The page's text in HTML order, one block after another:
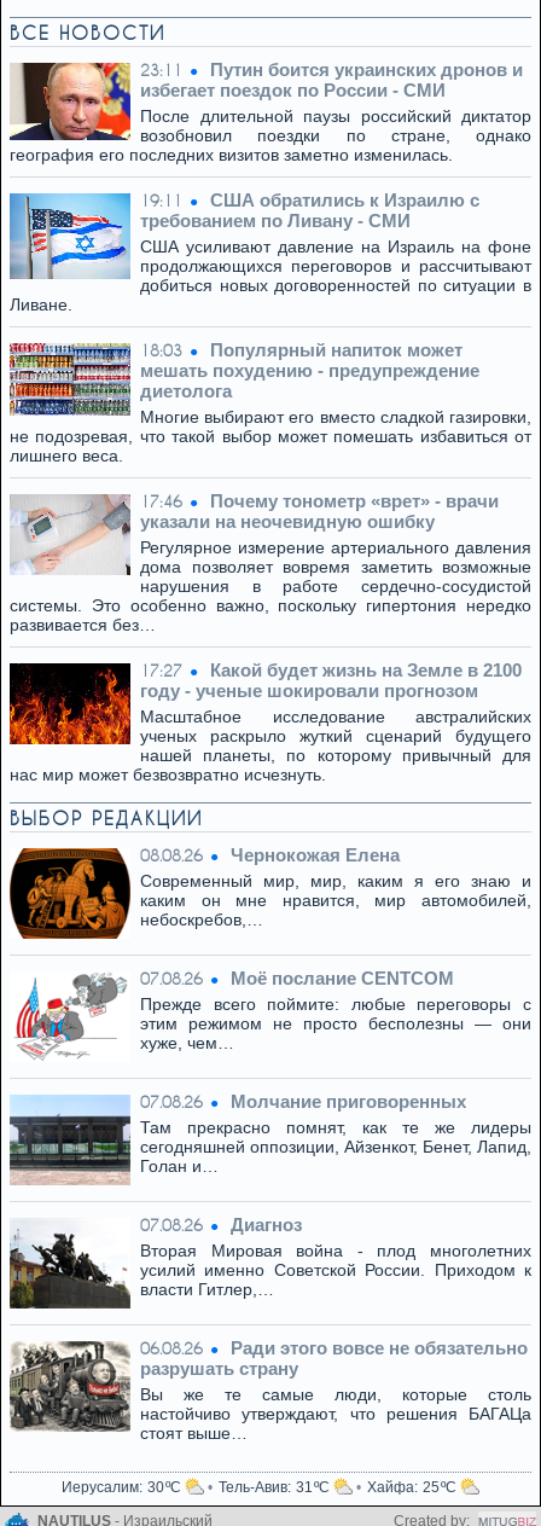
ВСЕ НОВОСТИ
23:11
Путин боится украинских дронов и
избегает поездок по России - СМИ
После длительной паузы российский диктатор
возобновил поездки по стране, однако
география его последних визитов заметно изменилась.
19:11
США обратились к Израилю с
требованием по Ливану - СМИ
США усиливают давление на Израиль на фоне
продолжающихся переговоров и рассчитывают
добиться новых договоренностей по ситуации в
Ливане.
18:03
Популярный напиток может
мешать похудению - предупреждение
диетолога
Многие выбирают его вместо сладкой газировки,
не подозревая, что такой выбор может помешать избавиться от
лишнего веса.
17:46
Почему тонометр «врет» - врачи
указали на неочевидную ошибку
Регулярное измерение артериального давления
дома позволяет вовремя заметить возможные
нарушения в работе сердечно-сосудистой
системы. Это особенно важно, поскольку гипертония нередко
развивается без…
17:27
Какой будет жизнь на Земле в 2100
году - ученые шокировали прогнозом
Масштабное исследование австралийских
ученых раскрыло жуткий сценарий будущего
нашей планеты, по которому привычный для
нас мир может безвозвратно исчезнуть.
ВЫБОР РЕДАКЦИИ
08.08.26 Чернокожая Елена
Современный мир, мир, каким я его знаю и
каким он мне нравится, мир автомобилей,
небоскребов,…
07.08.26 Моё послание CENTCOM
Прежде всего поймите: любые переговоры с
этим режимом не просто бесполезны — они
хуже, чем…
07.08.26 Молчание приговоренных
Там прекрасно помнят, как те же лидеры
сегодняшней оппозиции, Айзенкот, Бенет, Лапид,
Голан и…
07.08.26 Диагноз
Вторая Мировая война - плод многолетних
усилий именно Советской России. Приходом к
власти Гитлер,…
06.08.26
Ради этого вовсе не обязательно
разрушать страну
Вы же те самые люди, которые столь
настойчиво утверждают, что решения БАГАЦа
стоят выше…
Иерусалим 30 Тель-Авив 31 Хайфа 25
NAUTILUS - Израильский Created by: